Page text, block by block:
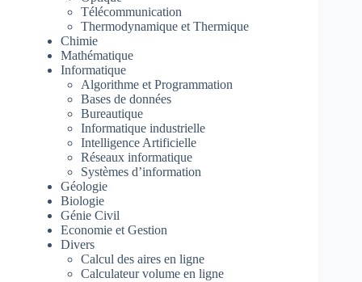
Télécommunication
Thermodynamique et Thermique
Chimie
Mathématique
Informatique
Algorithme et Programmation
Bases de données
Bureautique
Informatique industrielle
Intelligence Artificielle
Réseaux informatique
Systèmes d’information
Géologie
Biologie
Génie Civil
Economie et Gestion
Divers
Calcul des aires en ligne
Calculateur volume en ligne